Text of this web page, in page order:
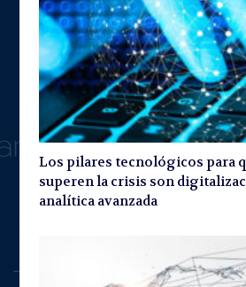
Los pilares tecnológicos para
superen la crisis son
analítica avanzada